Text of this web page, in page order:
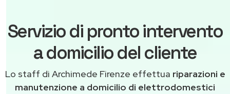
Servizio di pronto intervento
a domicilio del cliente
Lo staff di Archimede Firenze effettua riparazioni e
manutenzione a domicilio di elettrodomestici